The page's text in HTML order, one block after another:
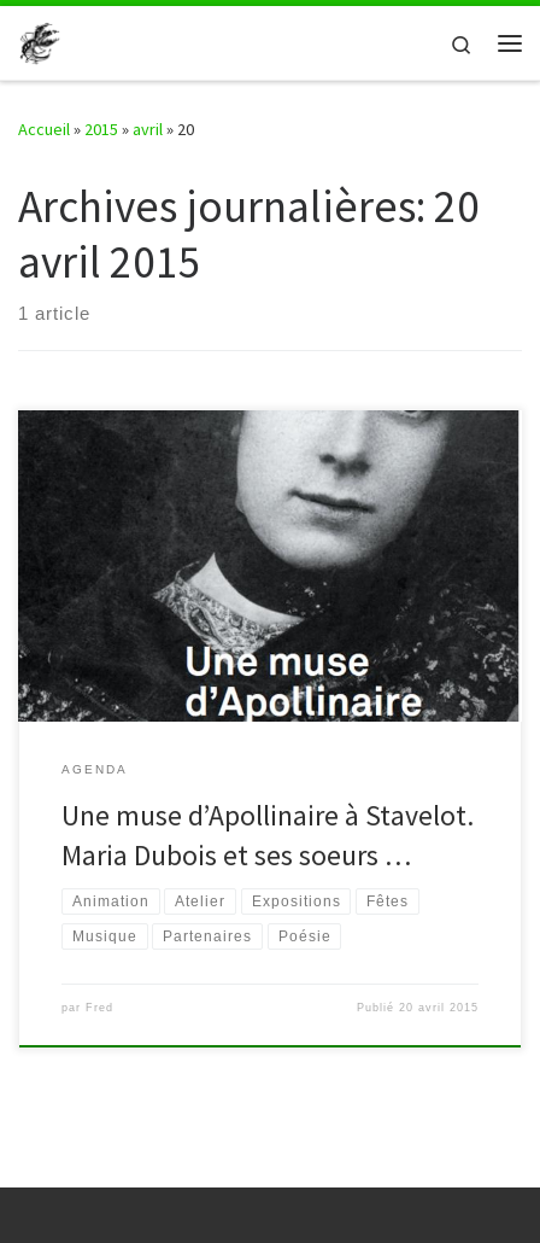
Passer au contenu
Search
Accueil» 2015 »avril» 20
Archives journalières: 20
avril 2015
1 article
Du 27 février au 24 avril 2015, la bibliothèque accueille
l’exposition « Une muse d’Apollinaire à Stavelot. Maria Dubois et
ses soeurs en cartes postales ». Découvrez ici le programme riche
en animations.
AGENDA
Une muse d’Apollinaire à Stavelot.
Maria Dubois et ses soeurs …
Animation Atelier Expositions Fêtes
Musique Partenaires Poésie
par Fred Publié20 avril 2015